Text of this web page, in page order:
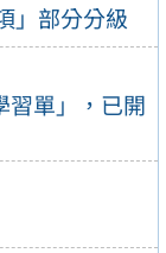
」部分分級
習單」，已開